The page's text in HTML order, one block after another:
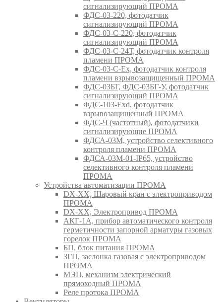
сигнализирующий ПРОМА
ФДС-03-220, фотодатчик
сигнализирующий ПРОМА
ФДС-03-С-220, фотодатчик
сигнализирующий ПРОМА
ФДС-03-С-24Т, фотодатчик контроля
пламени ПРОМА
ФДС-03-С-Ex, фотодатчик контроля
пламени взрывозащищенный ПРОМА
ФДС-03БГ, ФДС-03БГ-У, фотодатчик
сигнализирующий ПРОМА
ФДС-103-Ехd, фотодатчик
взрывозащищенный ПРОМА
ФДС-Ч (частотный), фотодатчики
сигнализирующие ПРОМА
ФДСА-03М, устройство селективного
контроля пламени ПРОМА
ФДСА-03М-01-IP65, устройство
селективного контроля пламени
ПРОМА
Устройства автоматизации ПРОМА
DX-XX, Шаровый кран c электроприводом
ПРОМА
DX-XX, Электропривод ПРОМА
АКГ-1А, прибор автоматического контроля
герметичности запорной арматуры газовых
горелок ПРОМА
БП, блок питания ПРОМА
ЗГП, заслонка газовая с электроприводом
ПРОМА
МЭП, механизм электрический
прямоходный ПРОМА
Реле протока ПРОМА